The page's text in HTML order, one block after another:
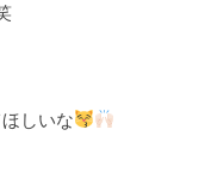
しいな